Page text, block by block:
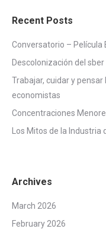
Recent Posts
Conversatorio – Película
Descolonización del
Trabajar, cuidar y
economistas
Concentraciones
Los Mitos de la
Archives
March 2026
February 2026